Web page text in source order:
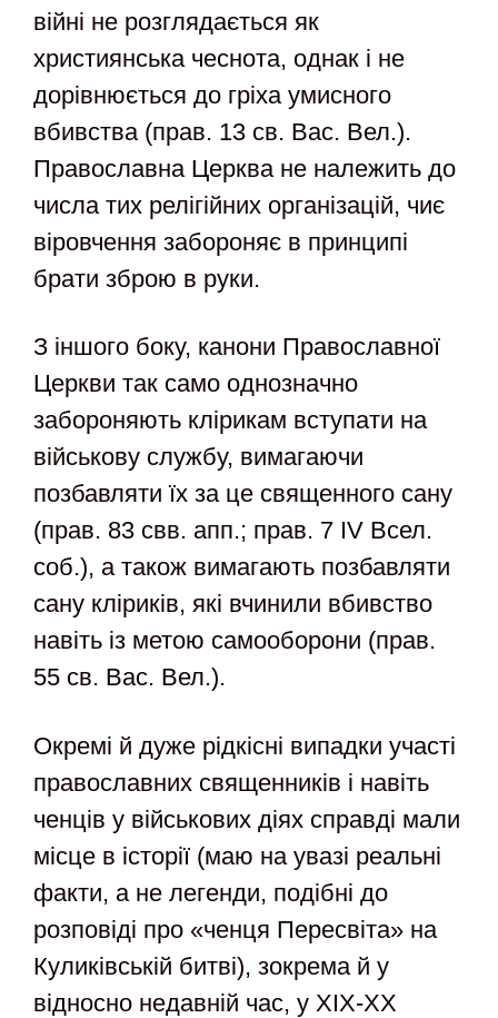
війні не розглядається як
християнська чеснота, однак і не
дорівнюється до гріха умисного
вбивства (прав. 13 св. Вас. Вел.).
Православна Церква не належить до
числа тих релігійних організацій, чиє
віровчення забороняє в принципі
брати зброю в руки.
З іншого боку, канони Православної
Церкви так само однозначно
забороняють клірикам вступати на
військову службу, вимагаючи
позбавляти їх за це священного сану
(прав. 83 свв. апп.; прав. 7 IV Всел.
соб.), а також вимагають позбавляти
сану кліриків, які вчинили вбивство
навіть із метою самооборони (прав.
55 св. Вас. Вел.).
Окремі й дуже рідкісні випадки участі
православних священників і навіть
ченців у військових діях справді мали
місце в історії (маю на увазі реальні
факти, а не легенди, подібні до
розповіді про «ченця Пересвіта» на
Куликівській битві), зокрема й у
відносно недавній час, у ХІХ-ХХ